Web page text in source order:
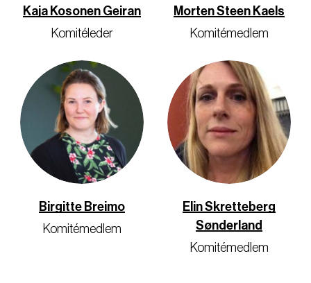
Kaja Kosonen Geiran
Komitéleder
Morten Steen Kaels
Komitémedlem
Birgitte Breimo
Komitémedlem
Elin Skretteberg
Sønderland
Komitémedlem